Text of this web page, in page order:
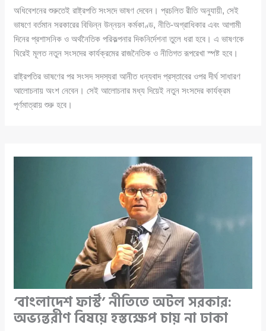
অধিবেশনের শুরুতেই রাষ্ট্রপতি সংসদে ভাষণ দেবেন। প্রচলিত রীতি অনুযায়ী, সেই
ভাষণে বর্তমান সরকারের বিভিন্ন উন্নয়ন কর্মকাণ্ড, নীতি-অগ্রাধিকার এবং আগামী
দিনের প্রশাসনিক ও অর্থনৈতিক পরিকল্পনার দিকনির্দেশনা তুলে ধরা হবে। এ ভাষণকে
ঘিরেই মূলত নতুন সংসদের কার্যক্রমের রাজনৈতিক ও নীতিগত রূপরেখা স্পষ্ট হবে।
রাষ্ট্রপতির ভাষণের পর সংসদ সদস্যরা আনীত ধন্যবাদ প্রস্তাবের ওপর দীর্ঘ সাধারণ
আলোচনায় অংশ নেবেন। সেই আলোচনার মধ্য দিয়েই নতুন সংসদের কার্যক্রম
পূর্ণমাত্রায় শুরু হবে।
‘বাংলাদেশ ফার্স্ট’ নীতিতে অটল সরকার:
অভ্যন্তরীণ বিষয়ে হস্তক্ষেপ চায় না ঢাকা